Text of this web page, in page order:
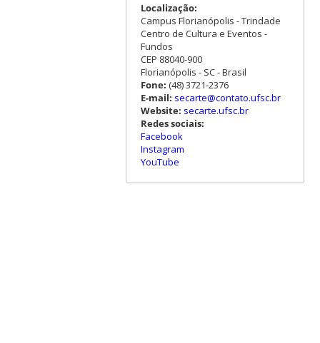
Localização:
Campus Florianópolis - Trindade
Centro de Cultura e Eventos -
Fundos
CEP 88040-900
Florianópolis - SC - Brasil
Fone: (48) 3721-2376
E-mail: secarte@contato.ufsc.br
Website: secarte.ufsc.br
Redes sociais:
Facebook
Instagram
YouTube